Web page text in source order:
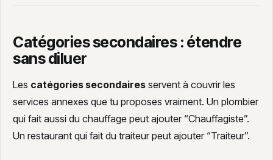
Catégories secondaires : étendre
sans diluer
Les catégories secondaires servent à couvrir les
services annexes que tu proposes vraiment. Un plombier
qui fait aussi du chauffage peut ajouter “Chauffagiste”.
Un restaurant qui fait du traiteur peut ajouter “Traiteur”.